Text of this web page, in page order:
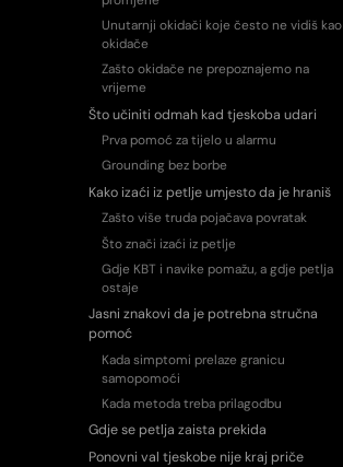
Unutarnji okidači koje često ne vidiš kao
okidače
Zašto okidače ne prepoznajemo na
vrijeme
Što učiniti odmah kad tjeskoba udari
Prva pomoć za tijelo u alarmu
Grounding bez borbe
Kako izaći iz petlje umjesto da je hraniš
Zašto više truda pojačava povratak
Što znači izaći iz petlje
Gdje KBT i navike pomažu, a gdje petlja
ostaje
Jasni znakovi da je potrebna stručna
pomoć
Kada simptomi prelaze granicu
samopomoći
Kada metoda treba prilagodbu
Gdje se petlja zaista prekida
Ponovni val tjeskobe nije kraj priče